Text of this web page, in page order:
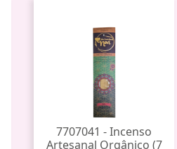
7707041 - Incenso
Artesanal Orgânico (7